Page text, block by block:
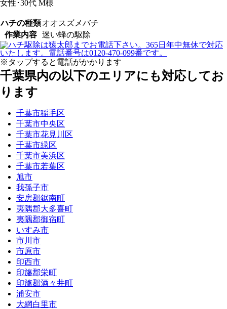
女性･30代 M様
ハチの種類オオスズメバチ
作業内容 迷い蜂の駆除
※タップすると電話がかかります
千葉県内の以下のエリアにも対応してお
ります
千葉市稲毛区
千葉市中央区
千葉市花見川区
千葉市緑区
千葉市美浜区
千葉市若葉区
旭市
我孫子市
安房郡鋸南町
夷隅郡大多喜町
夷隅郡御宿町
いすみ市
市川市
市原市
印西市
印旛郡栄町
印旛郡酒々井町
浦安市
大網白里市